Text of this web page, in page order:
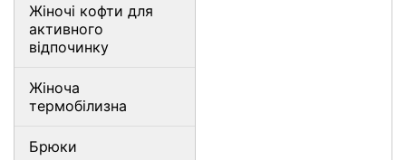
Жіночі кофти для
активного
відпочинку
Жіноча
термобілизна
Брюки